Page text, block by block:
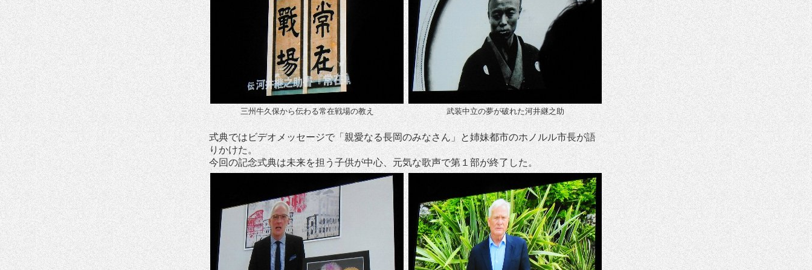
三州牛久保から伝わる常在戦場の教え 武装中立の夢が破れた河井継之助
式典ではビデオメッセージで「親愛なる長岡のみなさん」と姉妹都市のホノルル市長が語
りかけた。
今回の記念式典は未来を担う子供が中心、元気な歌声で第１部が終了した。